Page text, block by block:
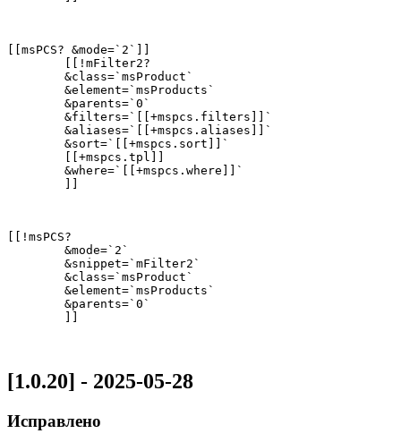
[[msPCS? &mode=`2`]]
        [[!mFilter2?
        &class=`msProduct`
        &element=`msProducts`
        &parents=`0`
        &filters=`[[+mspcs.filters]]`
        &aliases=`[[+mspcs.aliases]]`
        &sort=`[[+mspcs.sort]]`
        [[+mspcs.tpl]]
        &where=`[[+mspcs.where]]`
[[!msPCS?
        &mode=`2`
        &snippet=`mFilter2`
        &class=`msProduct`
        &element=`msProducts`
        &parents=`0`
[1.0.20] - 2025-05-28
Исправлено